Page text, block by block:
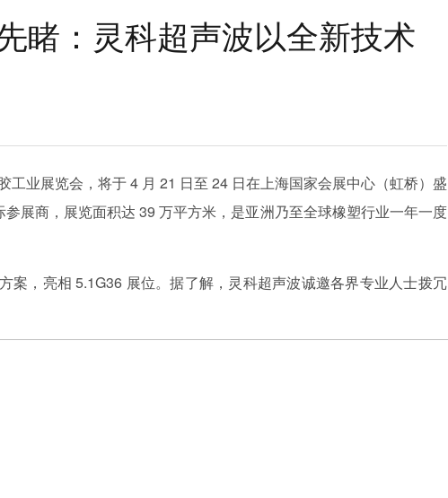
睹：灵科超声波以全新技术
业展览会，将于 4 月 21 日至 24 日在上海国家会展中心（虹桥）盛
展商，展览面积达 39 万平方米，是亚洲乃至全球橡塑行业一年一度
案，亮相 5.1G36 展位。据了解，灵科超声波诚邀各界专业人士拨冗